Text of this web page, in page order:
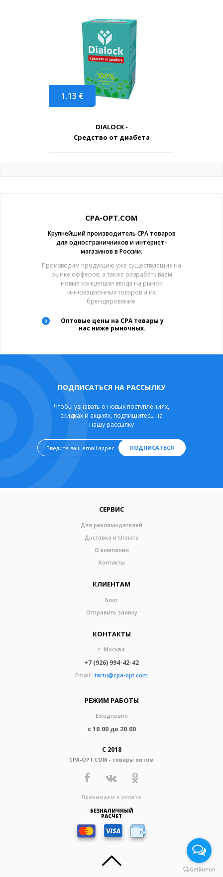
1.13 €
DIALOCK -
Средство от диабета
CPA-OPT.COM
Крупнейший производитель CPA товаров
для одностраничников и интернет-
магазинов в России.
Производим продукцию уже существующих на
рынке офферов, а также разрабатываем
новые концепции ввода на рынок
инновационных товаров и их
брендирование.
Оптовые цены на CPA товары у
нас ниже рыночных.
ПОДПИСАТЬСЯ НА РАССЫЛКУ
Чтобы узнавать о новых поступлениях,
скидках и акциях, подпишитесь на
нашу рассылку
ПОДПИСАТЬСЯ
СЕРВИС
Для рекламодателей
Доставка и Оплата
О компании
Контакты
КЛИЕНТАМ
Блог
Отправить заявку
КОНТАКТЫ
г. Москва
+7 (926) 994-42-42
Email : tartu@cpa-opt.com
РЕЖИМ РАБОТЫ
Ежедневно
с 10.00 до 20.00
С 2018
CPA-OPT.COM - товары оптом
Принимаем к оплате
БЕЗНАЛИЧНЫЙ
РАСЧЕТ